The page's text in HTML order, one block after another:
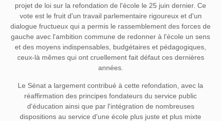
projet de loi sur la refondation de l'école le 25 juin dernier. Ce
vote est le fruit d'un travail parlementaire rigoureux et d'un
dialogue fructueux qui a permis le rassemblement des forces de
gauche avec l'ambition commune de redonner à l'école un sens
et des moyens indispensables, budgétaires et pédagogiques,
ceux-là mêmes qui ont cruellement fait défaut ces dernières
années.
Le Sénat a largement contribué à cette refondation, avec la
réaffirmation des principes fondateurs du service public
d'éducation ainsi que par l'intégration de nombreuses
dispositions au service d'une école plus juste et plus mixte